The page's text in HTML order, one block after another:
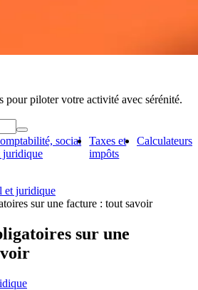
pour piloter votre activité avec sérénité.
social
juridique
Taxes et
impôts
Calculateurs
et juridique
sur une facture : tout savoir
sur une